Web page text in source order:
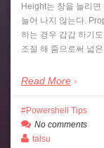
Height는 창을 늘리면
늘어 나지 않는다.
하는 경우 갑갑 하기
조절 해 줌으로써 넓
Read More
Powershell Tips
No comments
talsu